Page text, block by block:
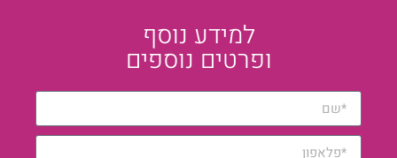
למידע נוסף
ופרטים נוספים